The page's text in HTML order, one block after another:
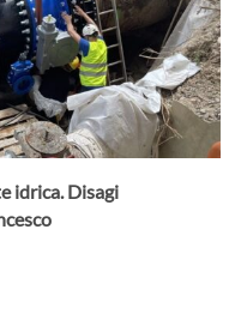
idrica. Disagi